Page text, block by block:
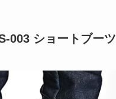
003 ショートブーツ